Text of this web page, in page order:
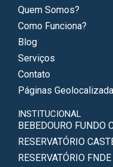
Quem Somos?
Como Funciona?
Blog
Serviços
Contato
Páginas
INSTITUCIONAL
BEBEDOURO FUNDO
RESERVATÓRIO
RESERVATÓRIO FNDE